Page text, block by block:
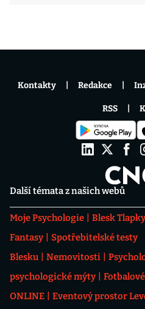
Další témata z našich webů
Moje Psychologie Blesk Tlapky
Fantasy
Spotřebitelské testy
Blesku
Nemovitosti
psychologické mýty
ONLINE
Eventový prostor
Kontakty Redakce
RSS